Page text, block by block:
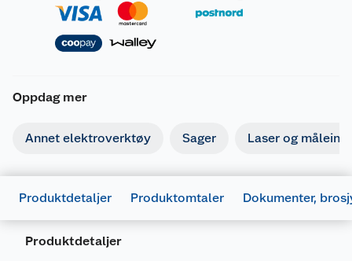
Oppdag mer
Annet elektroverktøy Sager Laser og
Produktdetaljer Produktomtaler Dokumenter,
Produktdetaljer